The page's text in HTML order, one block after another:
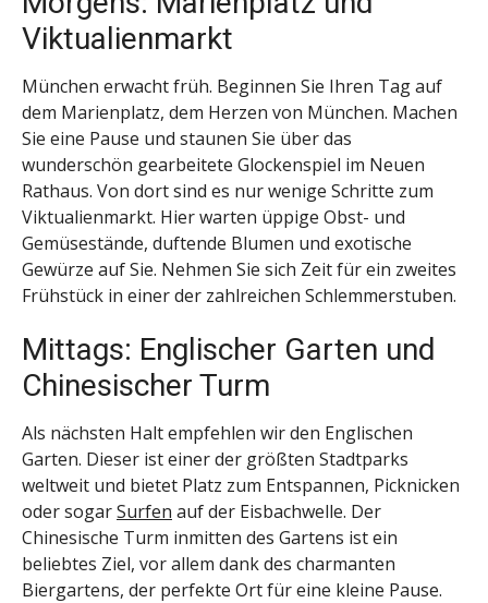
Viktualienmarkt
München erwacht früh. Beginnen Sie Ihren Tag auf
dem Marienplatz, dem Herzen von München. Machen
Sie eine Pause und staunen Sie über das
wunderschön gearbeitete Glockenspiel im Neuen
Rathaus. Von dort sind es nur wenige Schritte zum
Viktualienmarkt. Hier warten üppige Obst- und
Gemüsestände, duftende Blumen und exotische
Gewürze auf Sie. Nehmen Sie sich Zeit für ein zweites
Frühstück in einer der zahlreichen Schlemmerstuben.
Mittags: Englischer Garten und
Chinesischer Turm
Als nächsten Halt empfehlen wir den Englischen
Garten. Dieser ist einer der größten Stadtparks
weltweit und bietet Platz zum Entspannen, Picknicken
oder sogarSurfen auf der Eisbachwelle. Der
Chinesische Turm inmitten des Gartens ist ein
beliebtes Ziel, vor allem dank des charmanten
Biergartens, der perfekte Ort für eine kleine Pause.